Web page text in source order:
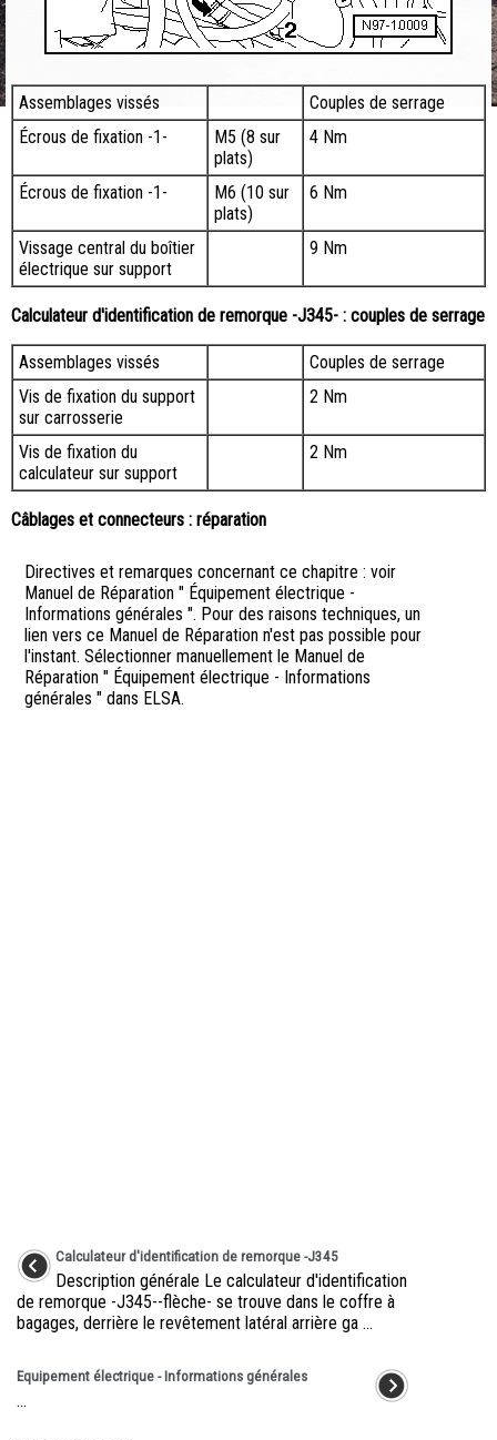
Assemblages vissés
Couples de serrage
Écrous de fixation -1-
M5 (8 sur
plats)
4 Nm
Écrous de fixation -1-
M6 (10 sur
plats)
6 Nm
Vissage central du boîtier
électrique sur support
9 Nm
Calculateur d'identification de remorque -J345- : couples de serrage
Assemblages vissés
Couples de serrage
Vis de fixation du support
sur carrosserie
2 Nm
Vis de fixation du
calculateur sur support
2 Nm
Câblages et connecteurs : réparation
Directives et remarques concernant ce chapitre : voir
Manuel de Réparation " Équipement électrique -
Informations générales ". Pour des raisons techniques, un
lien vers ce Manuel de Réparation n'est pas possible pour
l'instant. Sélectionner manuellement le Manuel de
Réparation " Équipement électrique - Informations
générales " dans ELSA.
Calculateur d'identification de remorque -J345
Description générale Le calculateur d'identification
de remorque -J345--flèche- se trouve dans le coffre à
bagages, derrière le revêtement latéral arrière ga ...
Equipement électrique - Informations générales
...